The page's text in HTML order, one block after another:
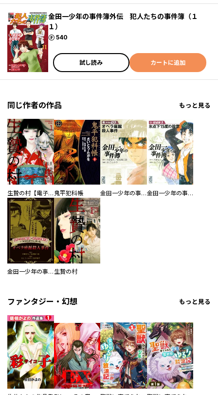
金田一少年の事件簿外伝 犯人たちの事件簿（１
１）
540
ポイント
試し読み カートに追加
同じ作者の作品 もっと見る
生贄の村【電子単行本版】 鬼平犯科帳 金田一少年の事件簿 金田一少年の事件簿 短編集
金田一少年の事件簿と犯人たちの事件簿 一つにまとめちゃいました。 生贄の村
ファンタジー・幻想 もっと見る